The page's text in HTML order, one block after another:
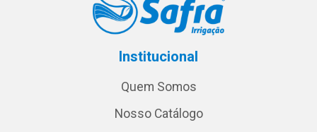
Institucional
Quem Somos
Nosso Catálogo